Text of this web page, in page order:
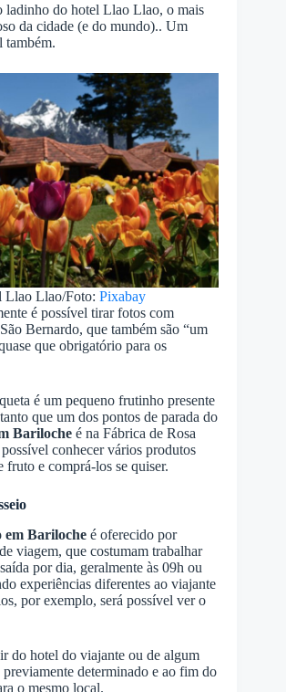
ladinho do hotel Llao Llao, o mais
da cidade (e do mundo).. Um
também.
Llao Llao/Foto: Pixabay
é possível tirar fotos com
Bernardo, que também são “um
que obrigatório para os
é um pequeno frutinho presente
que um dos pontos de parada do
Bariloche é na Fábrica de Rosa
conhecer vários produtos
fruto e comprá-los se quiser.
Bariloche é oferecido por
viagem, que costumam trabalhar
por dia, geralmente às 09h ou
experiências diferentes ao viajante
por exemplo, será possível ver o
do hotel do viajante ou de algum
determinado e ao fim do
o mesmo local.